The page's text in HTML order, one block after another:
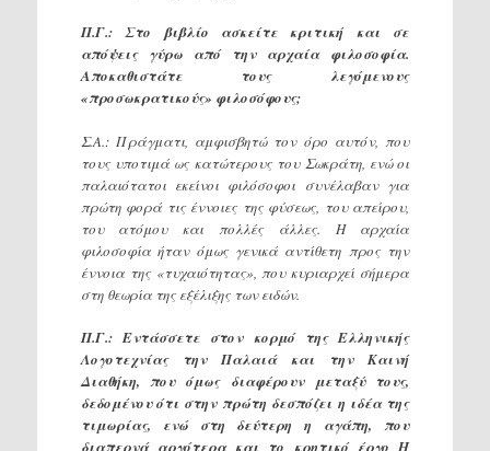
Π.Γ.: Στο βιβλίο ασκείτε κριτική και σε
απόψεις γύρω από την αρχαία φιλοσοφία.
Αποκαθιστάτε τους λεγόμενους
«προσωκρατικούς» φιλοσόφους;
Σ.Α.: Πράγματι, αμφισβητώ τον όρο αυτόν, που
τους υποτιμά ως κατώτερους του Σωκράτη, ενώ οι
παλαιότατοι εκείνοι φιλόσοφοι συνέλαβαν για
πρώτη φορά τις έννοιες της φύσεως, του απείρου,
του ατόμου και πολλές άλλες. Η αρχαία
φιλοσοφία ήταν όμως γενικά αντίθετη προς την
έννοια της «τυχαιότητας», που κυριαρχεί σήμερα
στη θεωρία της εξέλιξης των ειδών.
Π.Γ.: Εντάσσετε στον κορμό της Ελληνικής
Λογοτεχνίας την Παλαιά και την Καινή
Διαθήκη, που όμως διαφέρουν μεταξύ τους,
δεδομένου ότι στην πρώτη δεσπόζει η ιδέα της
τιμωρίας, ενώ στη δεύτερη η αγάπη, που
διαπερνά αργότερα και το κρητικό έργο Η